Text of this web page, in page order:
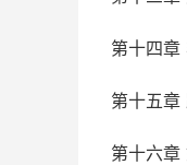
第十四章
第十五章
第十六章